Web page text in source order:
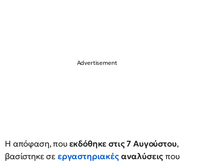
Η απόφαση, πουεκδόθηκε στις 7 Αυγούστου,
βασίστηκε σε εργαστηριακέςαναλύσειςπου